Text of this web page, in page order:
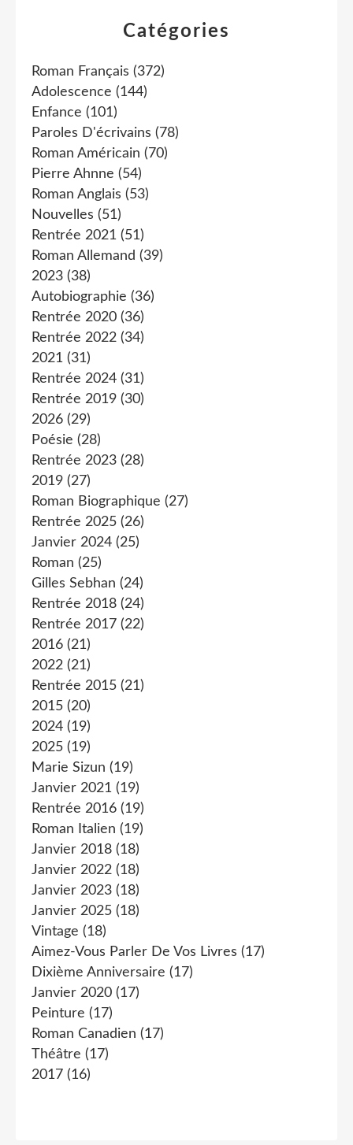
Catégories
Roman Français (372)
Adolescence (144)
Enfance (101)
Paroles D'écrivains (78)
Roman Américain (70)
Pierre Ahnne (54)
Roman Anglais (53)
Nouvelles (51)
Rentrée 2021 (51)
Roman Allemand (39)
2023 (38)
Autobiographie (36)
Rentrée 2020 (36)
Rentrée 2022 (34)
2021 (31)
Rentrée 2024 (31)
Rentrée 2019 (30)
2026 (29)
Poésie (28)
Rentrée 2023 (28)
2019 (27)
Roman Biographique (27)
Rentrée 2025 (26)
Janvier 2024 (25)
Roman (25)
Gilles Sebhan (24)
Rentrée 2018 (24)
Rentrée 2017 (22)
2016 (21)
2022 (21)
Rentrée 2015 (21)
2015 (20)
2024 (19)
2025 (19)
Marie Sizun (19)
Janvier 2021 (19)
Rentrée 2016 (19)
Roman Italien (19)
Janvier 2018 (18)
Janvier 2022 (18)
Janvier 2023 (18)
Janvier 2025 (18)
Vintage (18)
Aimez-Vous Parler De Vos Livres (17)
Dixième Anniversaire (17)
Janvier 2020 (17)
Peinture (17)
Roman Canadien (17)
Théâtre (17)
2017 (16)